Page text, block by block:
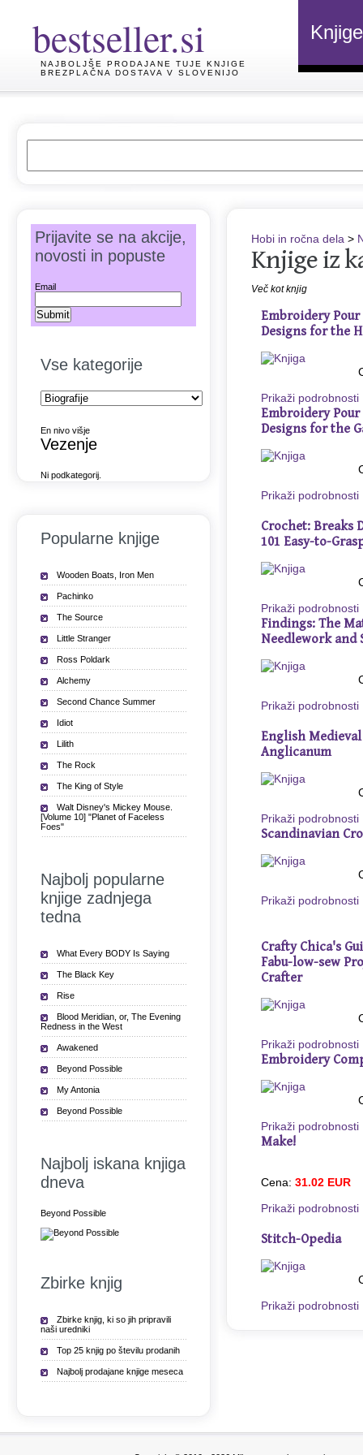
bestseller.si
NAJBOLJŠE PRODAJANE TUJE KNJIGE
BREZPLAČNA DOSTAVA V SLOVENIJO
Knjige
Hobi in ročna dela >
Knjige iz
Več kot knjig
Embroidery Pour
Designs for the
Prikaži podrobnosti
Embroidery Pour
Designs for the
Prikaži podrobnosti
Crochet: Breaks
101 Easy-to-
Prikaži podrobnosti
Findings: The
Needlework and
Prikaži podrobnosti
English
Anglicanum
Prikaži podrobnosti
Scandinavian
Prikaži podrobnosti
Crafty Chica's
Fabu-low-sew
Crafter
Prikaži podrobnosti
Embroidery
Prikaži podrobnosti
Make!
Cena: 31.02 EUR
Prikaži podrobnosti
Stitch-Opedia
Prikaži podrobnosti
Prijavite se na akcije,
novosti in popuste
Email
Vse kategorije
En nivo višje
Vezenje
Ni podkategorij.
Popularne knjige
Wooden Boats, Iron Men
Pachinko
The Source
Little Stranger
Ross Poldark
Alchemy
Second Chance Summer
Idiot
Lilith
The Rock
The King of Style
Walt Disney's Mickey Mouse.
[Volume 10] "Planet of Faceless
Foes"
Najbolj popularne
knjige zadnjega
tedna
What Every BODY Is Saying
The Black Key
Rise
Blood Meridian, or, The Evening
Redness in the West
Awakened
Beyond Possible
My Antonia
Beyond Possible
Najbolj iskana knjiga
dneva
Beyond Possible
Zbirke knjig
Zbirke knjig, ki so jih pripravili
naši uredniki
Top 25 knjig po številu prodanih
Najbolj prodajane knjige meseca